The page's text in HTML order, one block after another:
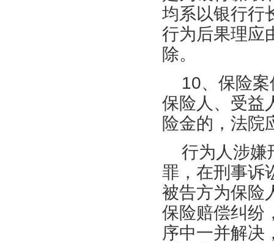
均系以银行行
行为后果理应
除。
10、保险
保险人、受益
险金的，法院
行为人涉嫌
罪，在刑事诉
被告方为保险
保险赔偿纠纷
序中一并解决